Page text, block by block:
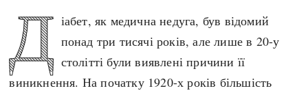
Кримінал
Культура і мистецтво
Людина і суспільство
Наука, освіта і техніка
Україна незалежна
ЗНО
Хронологія
Д іабет, як медична недуга, був відомий
понад три тисячі років, але лише в 20-у
столітті були виявлені причини її
виникнення. На початку 1920-х років більшість